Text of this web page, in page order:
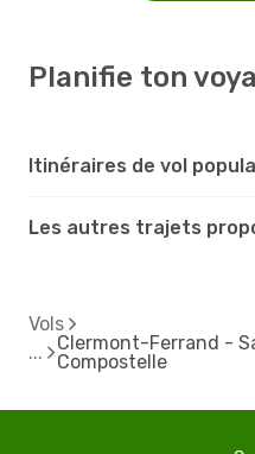
Planifie ton
Itinéraires de vol
Les autres trajets
Vols
Clermont-Ferrand -
Compostelle